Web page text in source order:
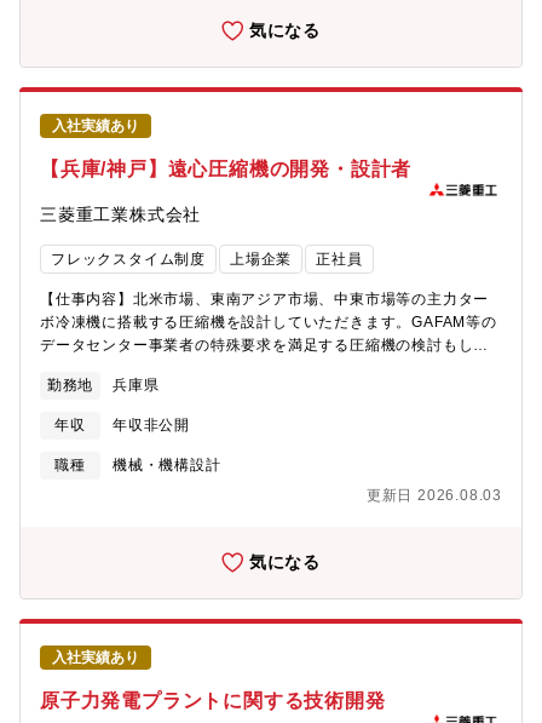
に向けては、同社事業部門や大学などとの連携が必須であり、幅
研究機関駐在や海外留学することも可能です。【配属組織】技術
企画部門・構造強度研究室・振動音響研究室・流熱技術研究室・
分野に関する先進研究テーマの企画立案および推進・新技術・新
方式の検討、技術課題の抽出、仮説立案および検証・実験・実証
を通じた技術成立性の確認および技術高度化・社内外（大学・研
究機関・海外パートナー）との共同研究の企画・推進③ 光・エレ
クトロニクス技術を用いたシステムインテグレーション・関連す
る要素技術（センサ、光学部品、電子回路、制御・信号処理等）
を統合したシステム構成の検討・実環境・実運用を想定した試
験・検証用システムの構築および評価・ハードウェアとソフトウ
ェアを含めたシステム全体としての性能・成立性の確認および課
題抽出・現地・現場での適用を視野に入れたシステム調整、性能
改善、信頼性向上・設計部門、研究部門、外部パートナーと連携
したシステムインテグレーション④ プロジェクトマネジメント・
研究開発プロジェクトにおける計画立案、進捗・課題・リスク管
理・研究メンバーや他部署との調整・合意形成・技術面および運
営面の双方を意識したプロジェクト推進・（経験に応じて）若手
の基盤となる分野に向けて、光学技術やエレクトロニクス技術を
す。・レーザー通信やエネルギー伝送といった先進的な技術領域
において、基礎的な検討から実証・応用検討まで一貫して関われ
おり、机上検討にとどまらず、自ら現場で技術を確かめながら課
す。・ベテラン技術者が蓄積してきた知見や暗黙知に触れなが
ら、それらを吸収・整理し、次世代につなげていく役割を担うこ
とができます。・研究テーマの企画やプロジェクト推進にも関わ
ることで、技術検討だけでなく、全体を俯瞰した判断や調整を通
じて、研究開発を前に進める経験を積むことができます。【働き
方】・個々の専門性と判断を尊重する風土があり、業務の進め方
やスケジュールは自己裁量が高い環境です。・業務内容や状況に
応じて、在宅勤務（リモートワーク）の活用が可能で、設計・解
気になる
入社実績あり
【兵庫/神戸】遠心圧縮機の開発・設計者
三菱重工業株式会社
フレックスタイム制度 上場企業 正社員
【仕事内容】北米市場、東南アジア市場、中東市場等の主力ター
ボ冷凍機に搭載する圧縮機を設計していただきます。GAFAM等の
データセンター事業者の特殊要求を満足する圧縮機の検討もして
社では、省エネルギー・脱炭素・環境負荷低減という社会ニーズ
に対応する製品展開を行っており、弊社のターボ冷凍機は国内で
60％以上のトップシェアを誇ります。しかし、海外シェアはまだ
少なく、今後、グローバル市場で勝ち残ってゆくために、特に半
ながら、三菱重工の技術で高性能なターボ冷凍機に適した圧縮機
りがい】・MHIグループでは2040年までにカーボンネットゼロを
目指して取り組んでおり、当社に期待される役割りも大きくなっ
ています。・高効率ターボ冷凍機、及びターボ冷凍機を中心とし
た熱源設備の省エネルギー化は、カーボンニュートラル社会に貢
献できる有意義な仕事です。国内だけでなく、海外で活躍できま
す。【働き方】・設計課は社員、派遣社員合わせて51名が在席し
ています。社員のうち、20代から60代まで幅広く、平均年齢は37
歳です。・うち最近2年で加わられたキャリア採用の方は5名おら
勤務地 兵庫県
年収 年収非公開
職種
機械・機構設計
更新日 2026.08.03
気になる
入社実績あり
原子力発電プラントに関する技術開発